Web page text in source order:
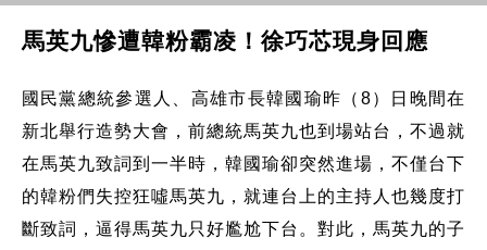
馬英九慘遭韓粉霸凌！徐巧芯現身回應
國民黨總統參選人、高雄市長韓國瑜昨（8）日晚間在
新北舉行造勢大會，前總統馬英九也到場站台，不過就
在馬英九致詞到一半時，韓國瑜卻突然進場，不僅台下
的韓粉們失控狂噓馬英九，就連台上的主持人也幾度打
斷致詞，逼得馬英九只好尷尬下台。對此，馬英九的子